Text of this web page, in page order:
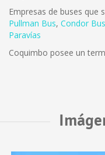
Empresas de buses que
Pullman Bus, Condor Bus
Paravías
Coquimbo posee un